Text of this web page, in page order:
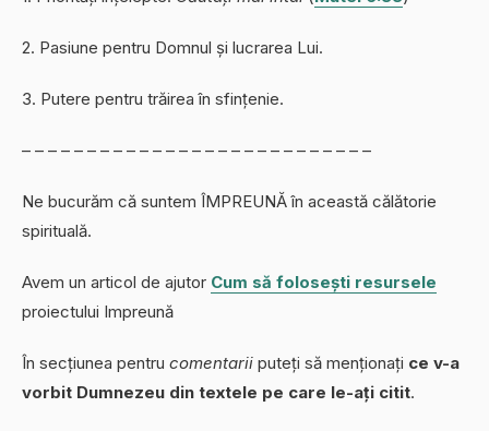
2. Pasiune pentru Domnul și lucrarea Lui.
3. Putere pentru trăirea în sfințenie.
– – – – – – – – – – – – – – – – – – – – – – – – – – –
Ne bucurăm că suntem ÎMPREUNĂ în această călătorie
spirituală.
Avem un articol de ajutor Cum să folosești resursele
proiectului Impreună
În secțiunea pentru comentarii puteți să menționați ce v-a
vorbit Dumnezeu din textele pe care le-ați citit.